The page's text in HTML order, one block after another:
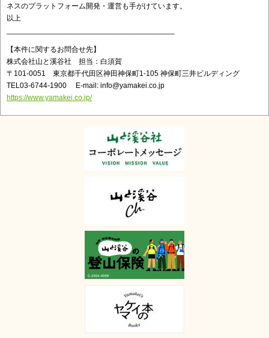
ネスのプラットフォーム開発・運営も手がけています。
以上
【本件に関するお問合せ先】
株式会社山と溪谷社 担当：白須賀
〒101-0051 東京都千代田区神田神保町1-105 神保町三井ビルディング
TEL03-6744-1900 E-mail: info@yamakei.co.jp
https://www.yamakei.co.jp/